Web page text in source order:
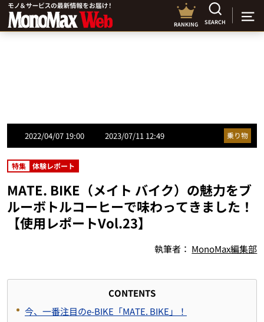
RANKING SEARCH
2022/04/07 19:00 2023/07/11 12:49 乗り物
特集 体験レポート
MATE. BIKE（メイト バイク）の魅力をブ
ルーボトルコーヒーで味わってきました！
【使用レポートVol.23】
執筆者： MonoMax編集部
CONTENTS
今、一番注目のe-BIKE「MATE. BIKE」！